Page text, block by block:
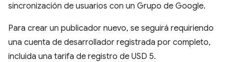
sincronización de usuarios con un Grupo de Google.
Para crear un publicador nuevo, se seguirá requiriendo
una cuenta de desarrollador registrada por completo,
incluida una tarifa de registro de USD 5.